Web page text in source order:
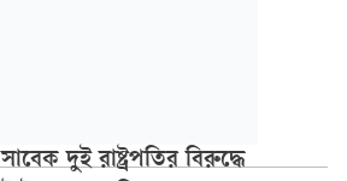
সাবেক দুই রাষ্ট্রপতির বিরুদ্ধে